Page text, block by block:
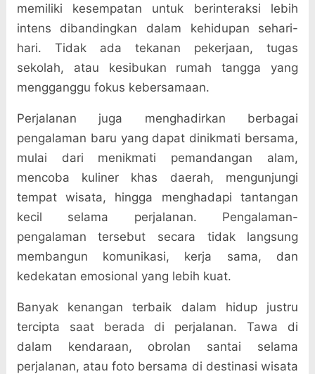
memiliki kesempatan untuk berinteraksi lebih
intens dibandingkan dalam kehidupan sehari-
hari. Tidak ada tekanan pekerjaan, tugas
sekolah, atau kesibukan rumah tangga yang
mengganggu fokus kebersamaan.
Perjalanan juga menghadirkan berbagai
pengalaman baru yang dapat dinikmati bersama,
mulai dari menikmati pemandangan alam,
mencoba kuliner khas daerah, mengunjungi
tempat wisata, hingga menghadapi tantangan
kecil selama perjalanan. Pengalaman-
pengalaman tersebut secara tidak langsung
membangun komunikasi, kerja sama, dan
kedekatan emosional yang lebih kuat.
Banyak kenangan terbaik dalam hidup justru
tercipta saat berada di perjalanan. Tawa di
dalam kendaraan, obrolan santai selama
perjalanan, atau foto bersama di destinasi wisata